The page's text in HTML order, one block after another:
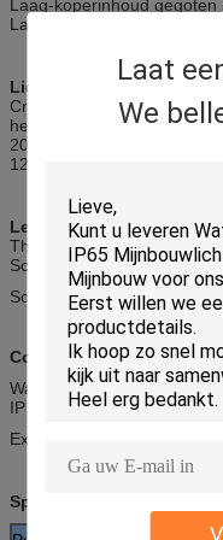
Laat
We
Laag-koperinhoud
Laag van het veiligheids de
Lichtbron
Creeleiden
het 50.000 uren
2000 lumen
120° stralingshoek
Lens
Thermisch behandeld glas
Schokbestendig duidelijk
Schokbestendig diffuus
Compliances
Watts: 20W
IP klasse: IP67
Ex-teken: Exd Ⅱ CT6
Specificaties: